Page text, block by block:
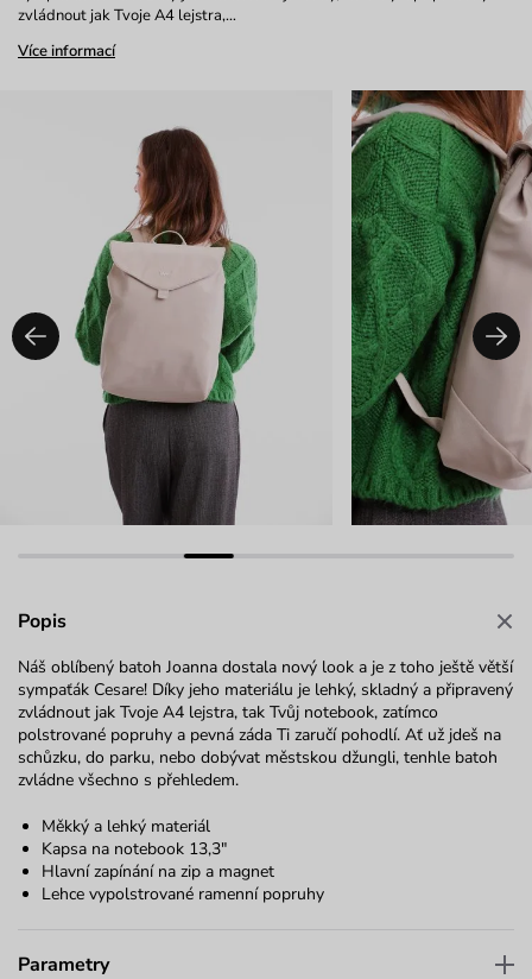
zvládnout jak Tvoje A4 lejstra,…
Více informací
Popis
Náš oblíbený batoh Joanna dostala nový look a je z toho ještě větší
sympaťák Cesare! Díky jeho materiálu je lehký, skladný a připravený
zvládnout jak Tvoje A4 lejstra, tak Tvůj notebook, zatímco
polstrované popruhy a pevná záda Ti zaručí pohodlí. Ať už jdeš na
schůzku, do parku, nebo dobývat městskou džungli, tenhle batoh
zvládne všechno s přehledem.
Měkký a lehký materiál
Kapsa na notebook 13,3"
Hlavní zapínání na zip a magnet
Lehce vypolstrované ramenní popruhy
Parametry